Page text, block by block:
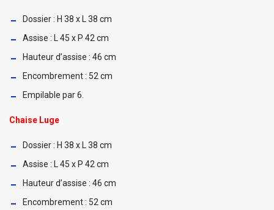
Dossier : H 38 x L 38 cm
Assise : L 45 x P 42 cm
Hauteur d’assise : 46 cm
Encombrement : 52 cm
Empilable par 6.
Chaise Luge
Dossier : H 38 x L 38 cm
Assise : L 45 x P 42 cm
Hauteur d’assise : 46 cm
Encombrement : 52 cm